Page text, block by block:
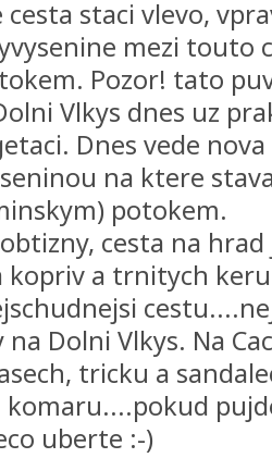
cesta staci vlevo,
mezi touto
Pozor! tato
Vlkys dnes uz
Dnes vede
na ktere
potokem.
cesta na
kopriv a trnitych
Dolni Vlkys. Na
tricku a
uberte :-)